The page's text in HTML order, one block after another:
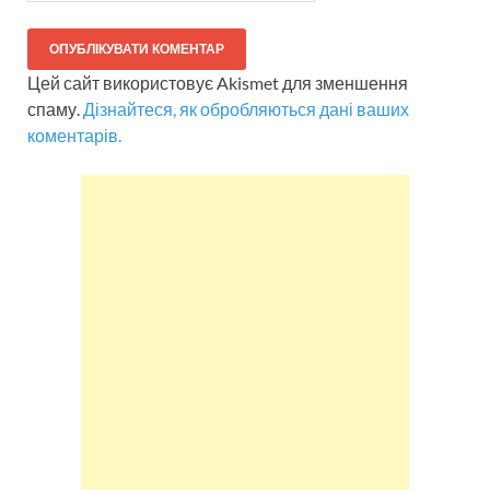
Цей сайт використовує Akismet для зменшення
спаму.Дізнайтеся, як обробляються дані ваших
коментарів.